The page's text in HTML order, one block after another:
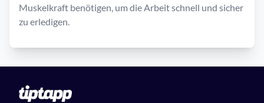
Muskelkraft benötigen, um die Arbeit schnell und sicher
zu erledigen.